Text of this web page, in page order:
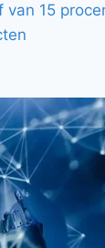
van 15